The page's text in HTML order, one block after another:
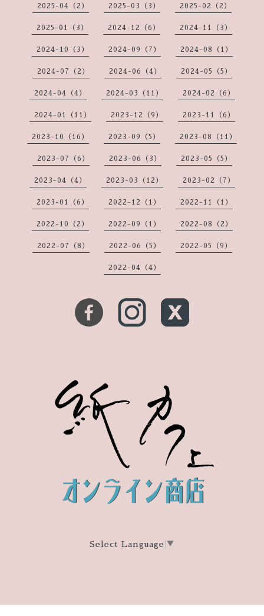
2025-04（2） 2025-03（3） 2025-02（2）
2025-01（3） 2024-12（6） 2024-11（3）
2024-10（3） 2024-09（7） 2024-08（1）
2024-07（2） 2024-06（4） 2024-05（5）
2024-04（4） 2024-03（11） 2024-02（6）
2024-01（11） 2023-12（9） 2023-11（6）
2023-10（16） 2023-09（5） 2023-08（11）
2023-07（6） 2023-06（3） 2023-05（5）
2023-04（4） 2023-03（12） 2023-02（7）
2023-01（6） 2022-12（1） 2022-11（1）
2022-10（2） 2022-09（1） 2022-08（2）
2022-07（8） 2022-06（5） 2022-05（9）
2022-04（4）
Select Language ▼